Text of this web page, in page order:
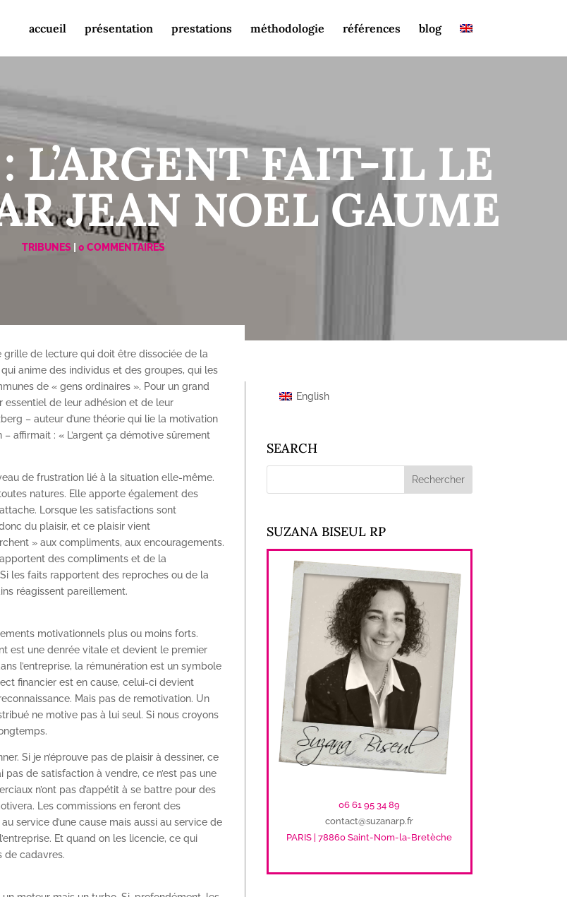
accueil présentation prestations méthodologie références blog
FAIT-IL LE
JEAN NOEL GAUME
TRIBUNES| 0 COMMENTAIRES
grille de lecture qui doit être dissociée de la
anime des individus et des groupes, qui les
de « gens ordinaires ». Pour un grand
essentiel de leur adhésion et de leur
– auteur d’une théorie qui lie la motivation
affirmait : « L’argent ça démotive sûrement
de frustration lié à la situation elle-même.
natures. Elle apporte également des
Lorsque les satisfactions sont
du plaisir, et ce plaisir vient
» aux compliments, aux encouragements.
des compliments et de la
les faits rapportent des reproches ou de la
réagissent pareillement.
motivationnels plus ou moins forts.
est une denrée vitale et devient le premier
l’entreprise, la rémunération est un symbole
financier est en cause, celui-ci devient
Mais pas de remotivation. Un
ne motive pas à lui seul. Si nous croyons
Si je n’éprouve pas de plaisir à dessiner, ce
pas de satisfaction à vendre, ce n’est pas une
n’ont pas d’appétit à se battre pour des
Les commissions en feront des
service d’une cause mais aussi au service de
Et quand on les licencie, ce qui
de cadavres.
English
SEARCH
SUZANA BISEUL RP
06 61 95 34 89
contact@suzanarp.fr
PARIS | 78860 Saint-Nom-la-Bretèche